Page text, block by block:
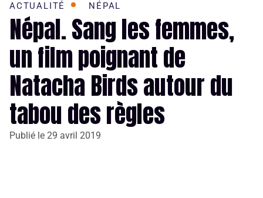
ACTUALITÉ NÉPAL
Népal. Sang les femmes,
un film poignant de
Natacha Birds autour du
tabou des règles
Publié le 29 avril 2019